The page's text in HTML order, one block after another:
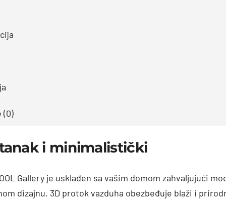
(0)
i minimalistički
Gallery je usklađen sa vašim domom zahvaljujući
dizajnu. 3D protok vazduha obezbeđuje blaži i